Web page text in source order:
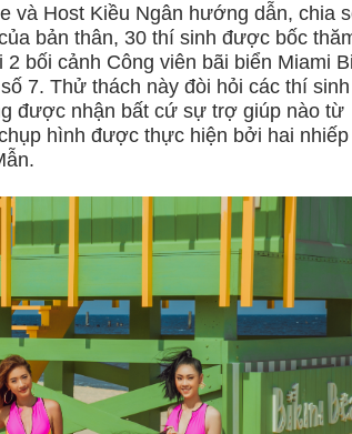
và Host Kiều Ngân hướng dẫn, chia
bản thân, 30 thí sinh được bốc
bối cảnh Công viên bãi biển Miami
7. Thử thách này đòi hỏi các thí
được nhận bất cứ sự trợ giúp nào từ
hình được thực hiện bởi hai nhiếp